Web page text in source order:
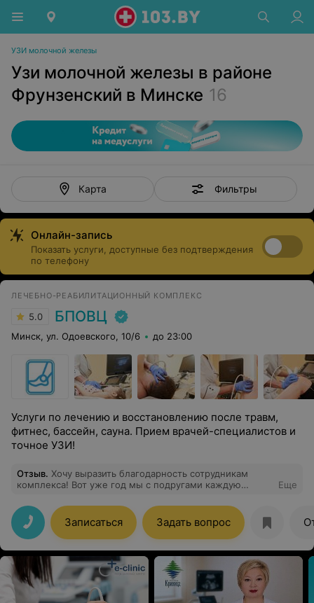
УЗИ молочной железы
Узи молочной железы в районе
Фрунзенский в Минске 16
Карта Фильтры
Онлайн-запись
Показать услуги, доступные без подтверждения
по телефону
ЛЕЧЕБНО-РЕАБИЛИТАЦИОННЫЙ КОМПЛЕКС
5.0 БПОВЦ
Минск, ул. Одоевского, 10/6 до 23:00
Услуги по лечению и восстановлению после травм,
фитнес, бассейн, сауна. Прием врачей-специалистов и
точное УЗИ!
Отзыв. Хочу выразить благодарность сотрудникам
комплекса! Вот уже год мы с подругами каждую
приветливый, всегда идут на встречу если мы там
задерживаемся. Помещение просторное, не трешься
друг о друга, как в других, пока наносишь маски и
скрабы. В парилке много места, кто хочет лежит, кто
хочет сидит. Большой стол в комнате отдыха.
Сантехника новая, все чистенько. Были в обеих саунах,
в одной в бассейне есть водяная пушка, а во второй
типа водопад - отличный массаж! Желаю вашему
комплексу процветания и благодарных клиентов!
Еще
Записаться Задать вопрос